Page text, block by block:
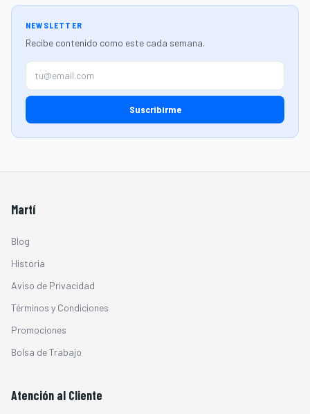
NEWSLETTER
Recibe contenido como este cada semana.
Suscribirme
Martí
Blog
Historia
Aviso de Privacidad
Términos y Condiciones
Promociones
Bolsa de Trabajo
Atención al Cliente